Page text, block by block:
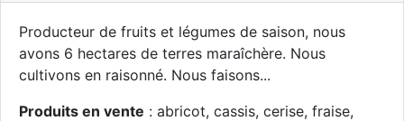
Producteur de fruits et légumes de saison, nous
avons 6 hectares de terres maraîchère. Nous
cultivons en raisonné. Nous faisons...
Produits en vente : abricot, cassis, cerise, fraise,